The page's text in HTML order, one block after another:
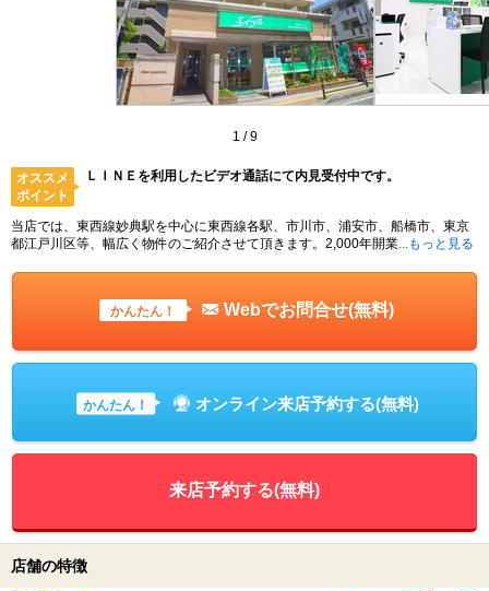
1 /9
オススメ
ポイント
ＬＩＮＥを利用したビデオ通話にて内見受付中です。
当店では、東西線妙典駅を中心に東西線各駅、市川市、浦安市、船橋市、東京
都江戸川区等、幅広く物件のご紹介させて頂きます。2,000年開業 ...もっと見る
かんたん！ Webでお問合せ(無料)
かんたん！ オンライン来店予約する(無料)
来店予約する(無料)
店舗の特徴